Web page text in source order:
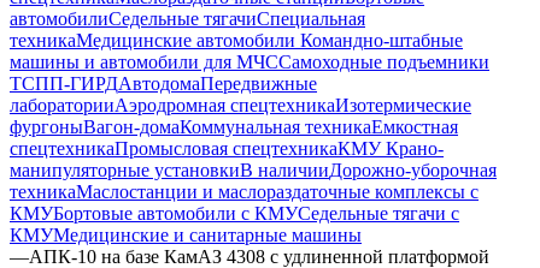
автомобилиСедельные тягачиСпециальная
техникаМедицинские автомобили Командно-штабные
машины и автомобили для МЧССамоходные подъемники
ТСПП-ГИРДАвтодомаПередвижные
лабораторииАэродромная спецтехникаИзотермические
фургоныВагон-домаКоммунальная техникаЕмкостная
спецтехникаПромысловая спецтехникаКМУ Крано-
манипуляторные установкиВ наличииДорожно-уборочная
техникаМаслостанции и маслораздаточные комплексы с
КМУБортовые автомобили с КМУСедельные тягачи с
КМУМедицинские и санитарные машины
—АПК-10 на базе КамАЗ 4308 с удлиненной платформой